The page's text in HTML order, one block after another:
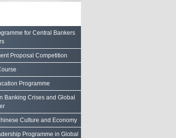
for Central Bankers
Proposal Competition
Programme
Banking Crises and Global
Culture and Economy
Programme in Global